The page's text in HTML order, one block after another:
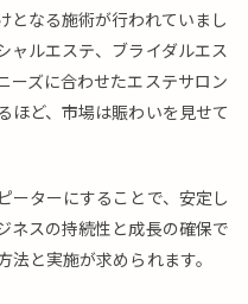
となる施術が行われていまし
ャルエステ、ブライダルエス
ーズに合わせたエステサロン
ほど、市場は賑わいを見せて
ーターにすることで、安定し
ネスの持続性と成長の確保で
と実施が求められます。